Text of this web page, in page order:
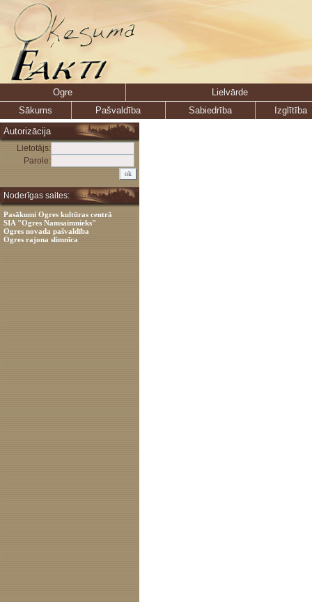
Ogre
Lielvārde
Sākums
Pašvaldība Sabiedrība
Izglītība
Autorizācija
Lietotājs:
Parole:
Noderīgas saites:
Pasākumi Ogres kultūras centrā
SIA "Ogres Namsaimnieks"
Ogres novada pašvaldība
Ogres rajona slimnīca